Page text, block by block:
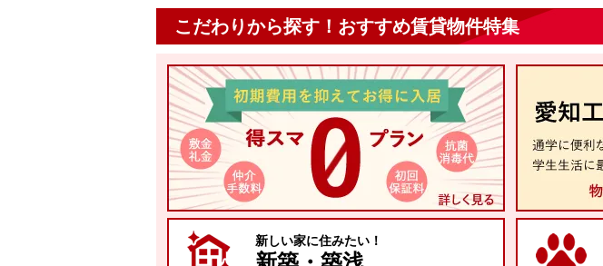
こだわりから探す！おすすめ賃貸物件特集
新しい家に住みたい！